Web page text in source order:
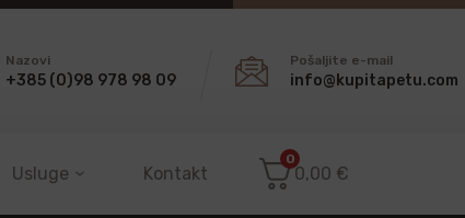
Nazovi
+385 (0)98 978 98 09
Pošaljite e-mail
info@kupitapetu.com
Usluge Kontakt
0
0,00 €